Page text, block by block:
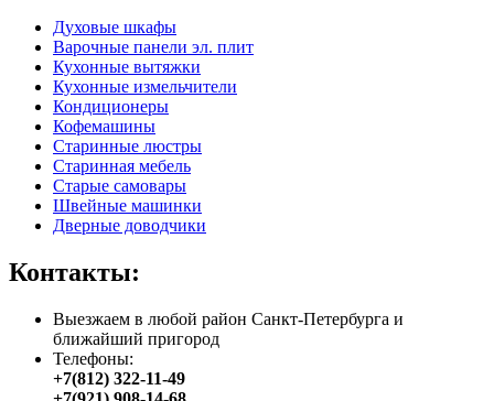
Духовые шкафы
Варочные панели эл. плит
Кухонные вытяжки
Кухонные измельчители
Кондиционеры
Кофемашины
Старинные люстры
Старинная мебель
Старые самовары
Швейные машинки
Дверные доводчики
Контакты:
Выезжаем в любой район Санкт-Петербурга и
ближайший пригород
Телефоны:
+7(812) 322-11-49